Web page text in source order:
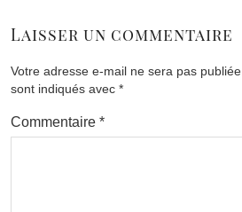
Laisser un commentaire
Votre adresse e-mail ne sera pas publiée.
sont indiqués avec *
Commentaire *